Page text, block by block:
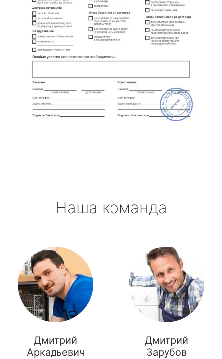
Наша команда
Дмитрий
Аркадьевич
Дмитрий
Зарубов